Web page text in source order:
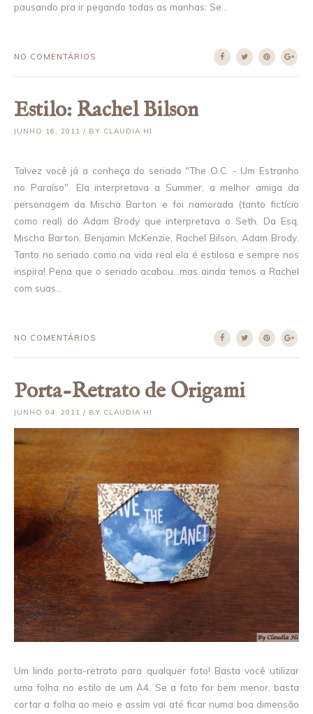
pausando pra ir pegando todas as manhas: Se...
NO COMENTÁRIOS
Estilo: Rachel Bilson
JUNHO 16, 2011 / BY CLAUDIA HI
Talvez você já a conheça do seriado "The O.C. - Um Estranho
no Paraíso". Ela interpretava a Summer, a melhor amiga da
personagem da Mischa Barton e foi namorada (tanto fictício
como real) do Adam Brody que interpretava o Seth. Da Esq.
Mischa Barton, Benjamin McKenzie, Rachel Bilson, Adam Brody.
Tanto no seriado como na vida real ela é estilosa e sempre nos
inspira! Pena que o seriado acabou...mas ainda temos a Rachel
com suas...
NO COMENTÁRIOS
Porta-Retrato de Origami
JUNHO 04, 2011 / BY CLAUDIA HI
Um lindo porta-retrato para qualquer foto! Basta você utilizar
uma folha no estilo de um A4. Se a foto for bem menor, basta
cortar a folha ao meio e assim vai até ficar numa boa dimensão